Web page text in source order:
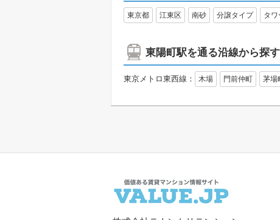
東京都 江東区 南砂 分譲タイプ タ
東陽町駅を通る沿線から探す
東京メトロ東西線： 木場 門前仲町 茅場